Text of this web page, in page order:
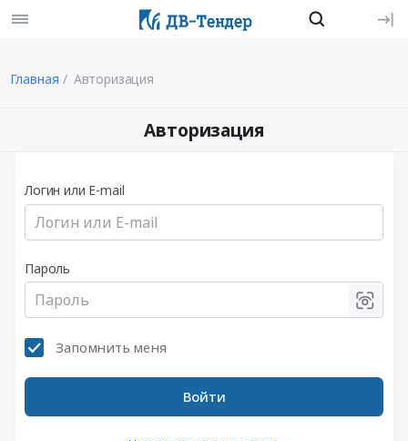
Главная Авторизация
Авторизация
Логин или E-mail
Пароль
Запомнить меня
Войти